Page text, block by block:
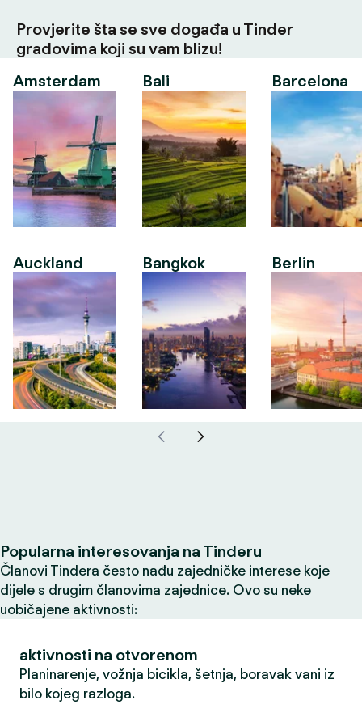
Provjerite šta se sve događa u Tinder
gradovima koji su vam blizu!
Amsterdam
Auckland
Bali
Bangkok
Barcelona
Berlin
Popularna interesovanja na Tinderu
Članovi Tindera često nađu zajedničke interese koje
dijele s drugim članovima zajednice. Ovo su neke
uobičajene aktivnosti:
aktivnosti na otvorenom
Planinarenje, vožnja bicikla, šetnja, boravak vani iz
bilo kojeg razloga.